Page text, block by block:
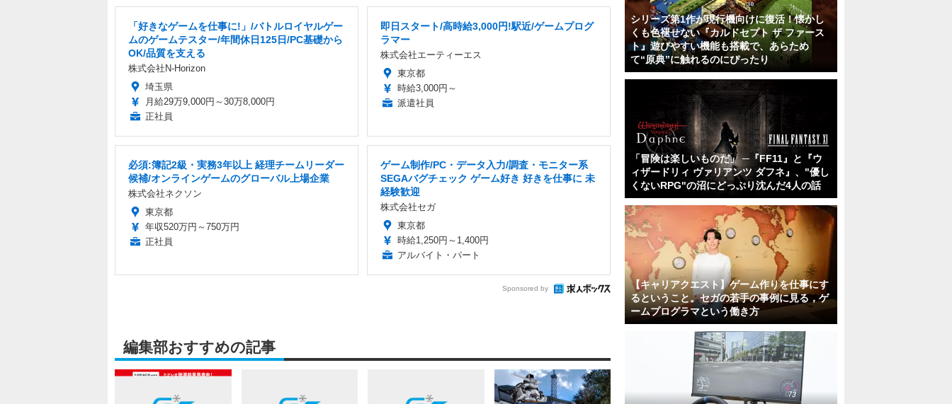
「好きなゲームを仕事に!」/バトルロイヤルゲー
ムのゲームテスター/年間休日125日/PC基礎から
OK/品質を支える
株式会社N-Horizon
埼玉県
月給29万9,000円～30万8,000円
正社員
即日スタート/高時給3,000円!駅近/ゲームプログ
ラマー
株式会社エーティーエス
東京都
時給3,000円～
派遣社員
必須:簿記2級・実務3年以上 経理チームリーダー
候補/オンラインゲームのグローバル上場企業
株式会社ネクソン
東京都
年収520万円～750万円
正社員
ゲーム制作/PC・データ入力/調査・モニター系
SEGAバグチェック ゲーム好き 好きを仕事に 未
経験歓迎
株式会社セガ
東京都
時給1,250円～1,400円
アルバイト・パート
Sponsored by
編集部おすすめの記事
シリーズ第1作が現行機向けに復活！懐かし
くも色褪せない『カルドセプト ザ ファース
ト』遊びやすい機能も搭載で、あらため
て“原典”に触れるのにぴったり
「冒険は楽しいものだ」 ─『FF11』と『ウ
ィザードリィ ヴァリアンツ ダフネ』、"優し
くないRPG"の沼にどっぷり沈んだ4人の話
【キャリアクエスト】ゲーム作りを仕事にす
るということ。セガの若手の事例に見る，ゲ
ームプログラマという働き方